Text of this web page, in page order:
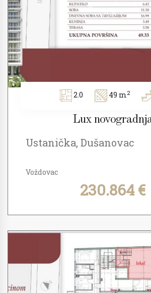
2.0 49 m2
Lux
Ustanička, Dušanovac
Voždovac
230.864 €